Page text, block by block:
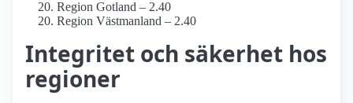
Region Gotland – 2.40
Region Västmanland – 2.40
Integritet och säkerhet hos
regioner